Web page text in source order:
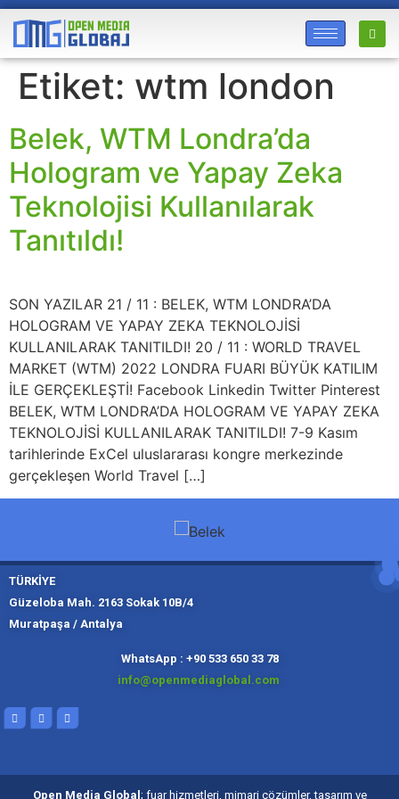
Etiket: wtm london
Belek, WTM Londra’da
Hologram ve Yapay Zeka
Teknolojisi Kullanılarak
Tanıtıldı!
SON YAZILAR 21 / 11 : BELEK, WTM LONDRA’DA
HOLOGRAM VE YAPAY ZEKA TEKNOLOJİSİ
KULLANILARAK TANITILDI! 20 / 11 : WORLD TRAVEL
MARKET (WTM) 2022 LONDRA FUARI BÜYÜK KATILIM
İLE GERÇEKLEŞTİ! Facebook Linkedin Twitter Pinterest
BELEK, WTM LONDRA’DA HOLOGRAM VE YAPAY ZEKA
TEKNOLOJİSİ KULLANILARAK TANITILDI! 7-9 Kasım
tarihlerinde ExCel uluslararası kongre merkezinde
gerçekleşen World Travel […]
TÜRKİYE
Güzeloba Mah. 2163 Sokak 10B/4
Muratpaşa / Antalya
WhatsApp : +90 533 650 33 78
info@openmediaglobal.com
Open Media Global ; fuar hizmetleri, mimari çözümler, tasarım ve